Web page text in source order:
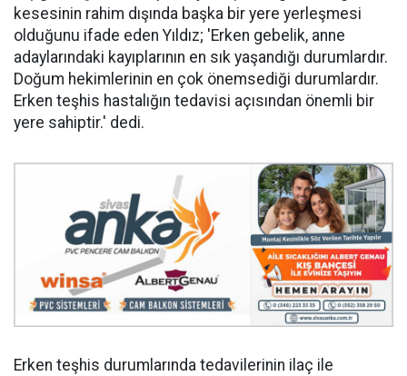
kesesinin rahim dışında başka bir yere yerleşmesi
olduğunu ifade eden Yıldız; 'Erken gebelik, anne
adaylarındaki kayıplarının en sık yaşandığı durumlardır.
Doğum hekimlerinin en çok önemsediği durumlardır.
Erken teşhis hastalığın tedavisi açısından önemli bir
yere sahiptir.' dedi.
Erken teşhis durumlarında tedavilerinin ilaç ile